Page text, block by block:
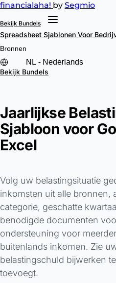
financialaha! by Segmio
Bekijk Bundels
Spreadsheet Sjablonen Voor
Bronnen
Bekijk Bundels
Jaarlijkse
Sjabloon voor
Excel
Volg uw belastingsituatie
inkomsten uit alle bronnen,
categorie, geschatte
benodigde documenten
ondersteuning voor
buitenlands inkomen. Zie
belastingschuld bijwerken
toevoegt.